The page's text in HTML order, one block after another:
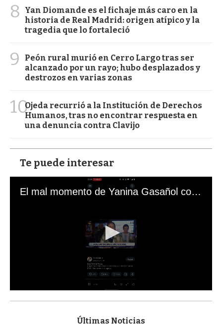
8
Yan Diomande es el fichaje más caro en la
historia de Real Madrid: origen atípico y la
tragedia que lo fortaleció
9
Peón rural murió en Cerro Largo tras ser
alcanzado por un rayo; hubo desplazados y
destrozos en varias zonas
10Ojeda recurrió a la Institución de Derechos
Humanos, tras no encontrar respuesta en
una denuncia contra Clavijo
Te puede interesar
El mal momento de Yanina Gasañol con un hincha argentino en "Subrayado"
s
Últimas Noticias